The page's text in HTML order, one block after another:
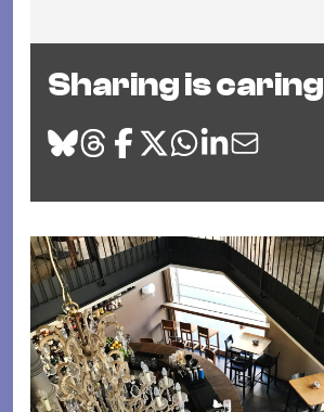
Sharing is caring